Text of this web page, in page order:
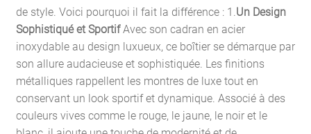
de style. Voici pourquoi il fait la différence : 1.Un Design
Sophistiqué et SportifAvec son cadran en acier
inoxydable au design luxueux, ce boîtier se démarque par
son allure audacieuse et sophistiquée. Les finitions
métalliques rappellent les montres de luxe tout en
conservant un look sportif et dynamique. Associé à des
couleurs vives comme le rouge, le jaune, le noir et le